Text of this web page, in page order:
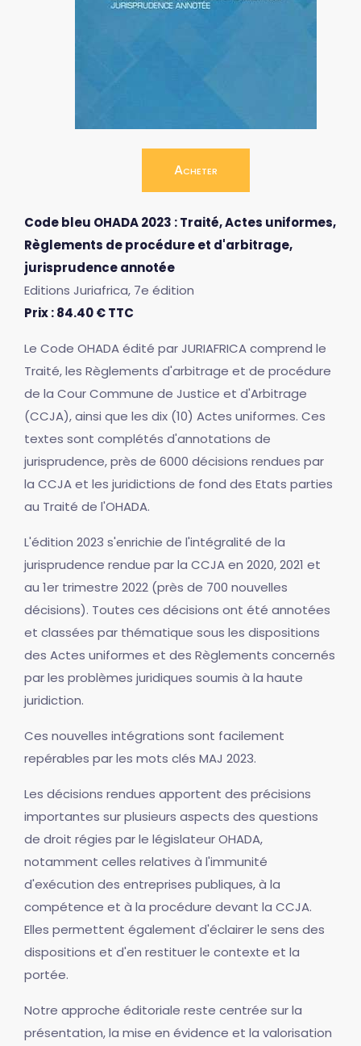
Acheter
Code bleu OHADA 2023 : Traité, Actes uniformes,
Règlements de procédure et d'arbitrage,
jurisprudence annotée
Editions Juriafrica, 7e édition
Prix : 84.40 € TTC
Le Code OHADA édité par JURIAFRICA comprend le
Traité, les Règlements d'arbitrage et de procédure
de la Cour Commune de Justice et d'Arbitrage
(CCJA), ainsi que les dix (10) Actes uniformes. Ces
textes sont complétés d'annotations de
jurisprudence, près de 6000 décisions rendues par
la CCJA et les juridictions de fond des Etats parties
au Traité de l'OHADA.
L'édition 2023 s'enrichie de l'intégralité de la
jurisprudence rendue par la CCJA en 2020, 2021 et
au 1er trimestre 2022 (près de 700 nouvelles
décisions). Toutes ces décisions ont été annotées
et classées par thématique sous les dispositions
des Actes uniformes et des Règlements concernés
par les problèmes juridiques soumis à la haute
juridiction.
Ces nouvelles intégrations sont facilement
repérables par les mots clés MAJ 2023.
Les décisions rendues apportent des précisions
importantes sur plusieurs aspects des questions
de droit régies par le législateur OHADA,
notamment celles relatives à l'immunité
d'exécution des entreprises publiques, à la
compétence et à la procédure devant la CCJA.
Elles permettent également d'éclairer le sens des
dispositions et d'en restituer le contexte et la
portée.
Notre approche éditoriale reste centrée sur la
présentation, la mise en évidence et la valorisation